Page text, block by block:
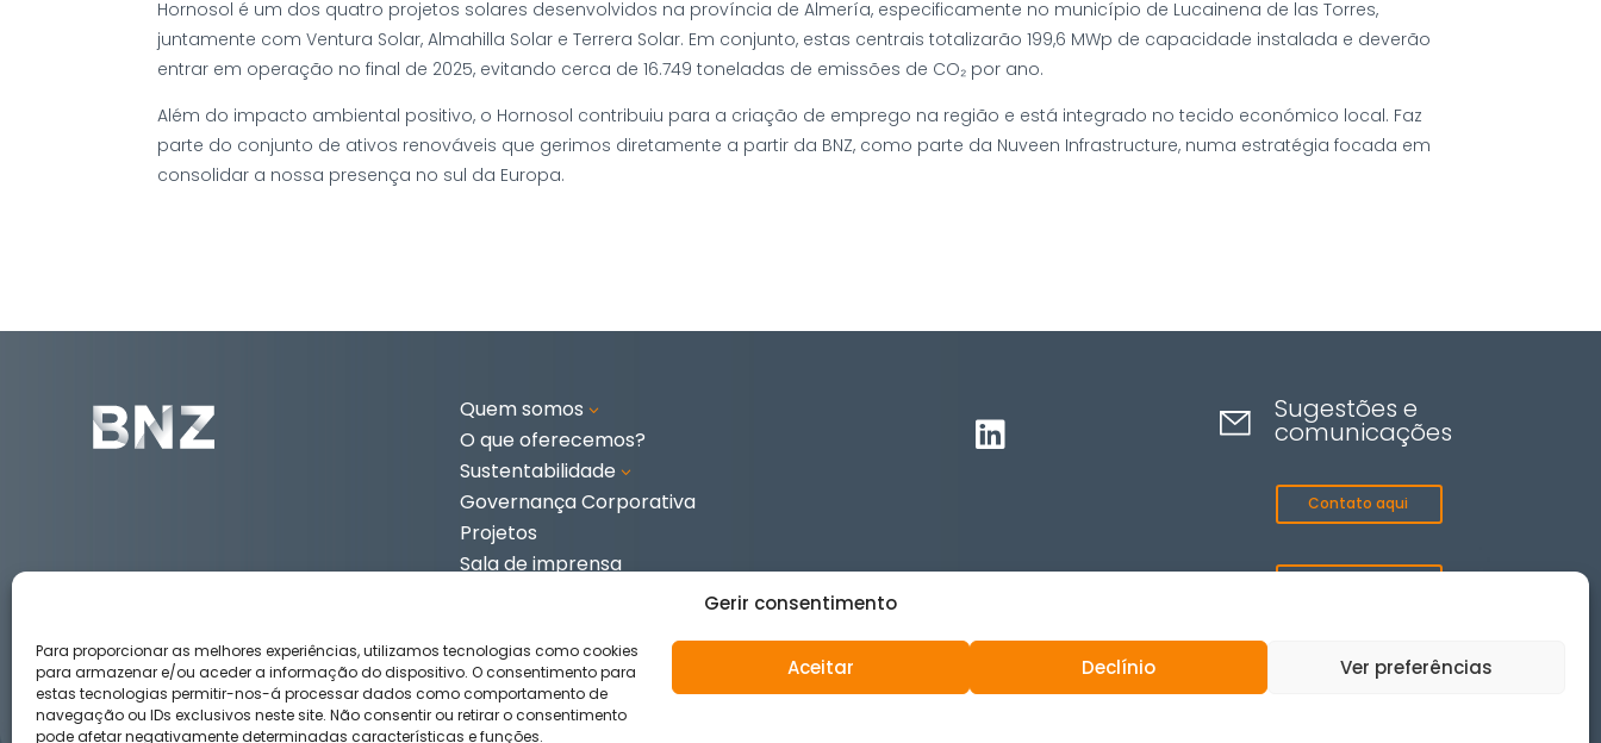
Gerir consentimento
Para proporcionar as melhores experiências, utilizamos tecnologias como cookies
para armazenar e/ou aceder a informação do dispositivo. O consentimento para
estas tecnologias permitir-nos-á processar dados como comportamento de
navegação ou IDs exclusivos neste site. Não consentir ou retirar o consentimento
pode afetar negativamente determinadas características e funções.
Aceitar Declínio Ver preferências
Hornosol é um dos quatro projetos solares desenvolvidos na província de Almería, especificamente no município de Lucainena de las Torres,
juntamente com Ventura Solar, Almahilla Solar e Terrera Solar. Em conjunto, estas centrais totalizarão 199,6 MWp de capacidade instalada e deverão
entrar em operação no final de 2025, evitando cerca de 16.749 toneladas de emissões de CO₂ por ano.
Além do impacto ambiental positivo, o Hornosol contribuiu para a criação de emprego na região e está integrado no tecido económico local. Faz
parte do conjunto de ativos renováveis que gerimos diretamente a partir da BNZ, como parte da Nuveen Infrastructure, numa estratégia focada em
consolidar a nossa presença no sul da Europa.
Quem somos 3
O que oferecemos?
Sustentabilidade 3
Governança Corporativa
Projetos
Sala de imprensa

Sugestões e
comunicações
Contato aqui
Aviso legal Política de privacidad Política de Cookies